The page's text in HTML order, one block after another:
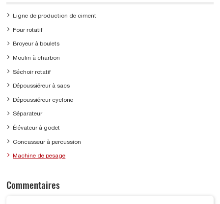
Ligne de production de ciment
Four rotatif
Broyeur à boulets
Moulin à charbon
Séchoir rotatif
Dépoussiéreur à sacs
Dépoussiéreur cyclone
Séparateur
Élévateur à godet
Concasseur à percussion
Machine de pesage
Commentaires